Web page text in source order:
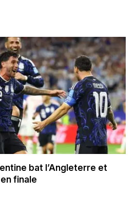
bat l’Angleterre et
finale